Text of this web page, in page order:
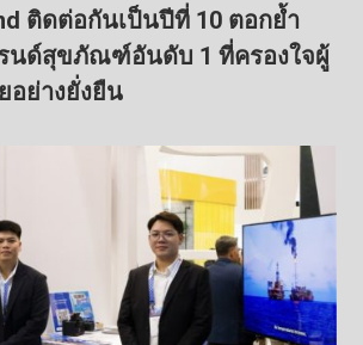
ติดต่อกันเป็นปีที่ 10 ตอกย้ำ
ด์สุขภัณฑ์อันดับ 1 ที่ครองใจผู้
อย่างยั่งยืน